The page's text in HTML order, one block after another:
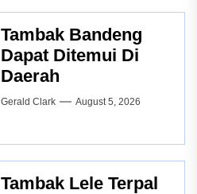
Tambak Bandeng
Dapat Ditemui Di
Daerah
Gerald Clark August 5, 2026
Tambak Lele Terpal